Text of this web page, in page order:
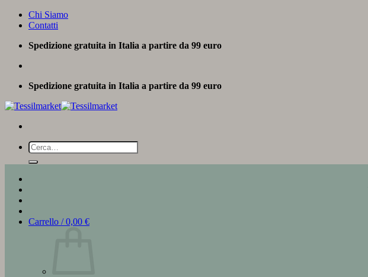
Salta
Chi Siamo
Contatti
Spedizione gratuita in Italia a partire da 99 euro
Spedizione gratuita in Italia a partire da 99 euro
Cerca:
Carrello /0,00 €